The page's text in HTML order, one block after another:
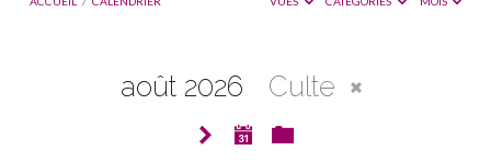
août 2026 Culte